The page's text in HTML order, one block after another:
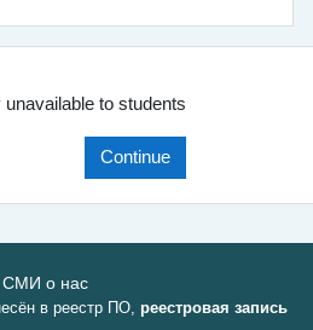
to students
Continue
СМИ о нас
в реестр ПО, реестровая запись